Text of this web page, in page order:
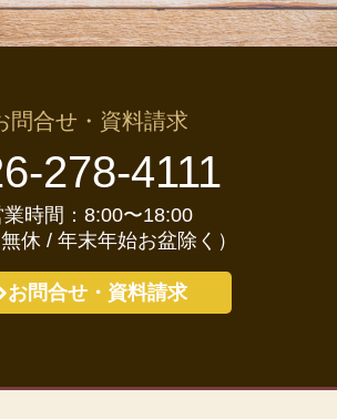
問合せ・資料請求
278-4111
業時間：8:00〜18:00
無休 / 年末年始お盆除く）
お問合せ・資料請求